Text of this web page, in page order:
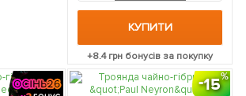
КУПИТИ
+8.4грн бонусів за покупку
15